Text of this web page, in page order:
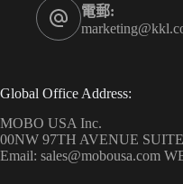
電郵:
Global Office Address:
MOBO USA Inc.
00NW 97TH AVENUE
Email: sales@mobousa.com